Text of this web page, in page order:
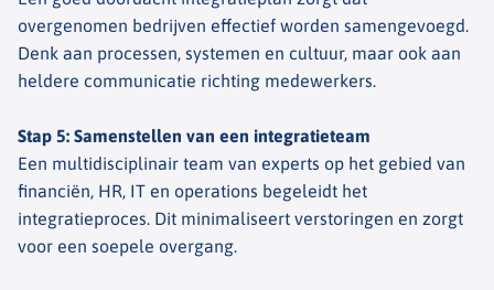
overgenomen bedrijven effectief worden samengevoegd.
Denk aan processen, systemen en cultuur, maar ook aan
heldere communicatie richting medewerkers.
Stap 5: Samenstellen van een integratieteam
Een multidisciplinair team van experts op het gebied van
financiën, HR, IT en operations begeleidt het
integratieproces. Dit minimaliseert verstoringen en zorgt
voor een soepele overgang.